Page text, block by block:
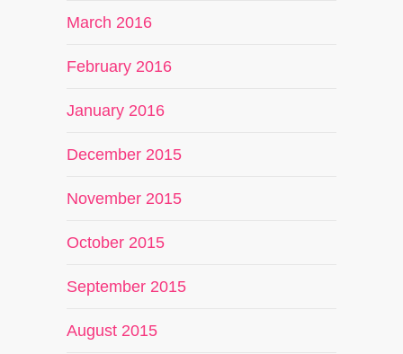
March 2016
February 2016
January 2016
December 2015
November 2015
October 2015
September 2015
August 2015